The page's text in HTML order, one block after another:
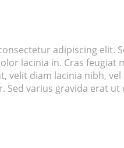
adipiscing elit.
lacinia in. Cras feugiat
velit diam lacinia nibh,
varius gravida erat ut